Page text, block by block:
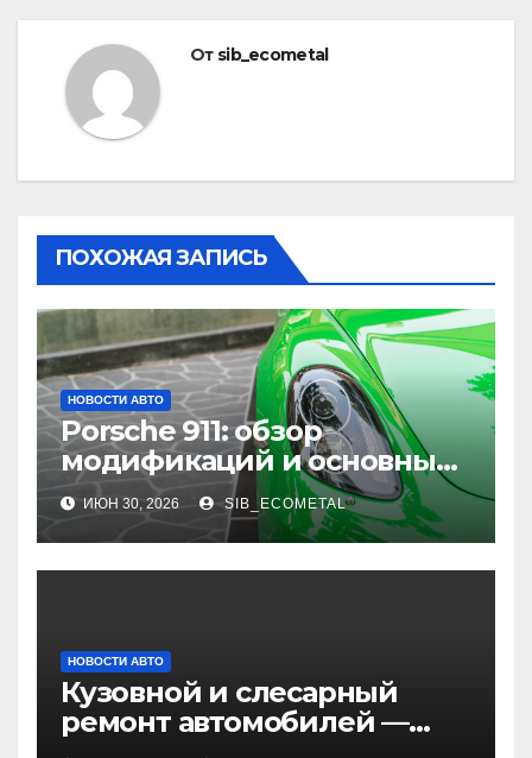
От sib_ecometal
ПОХОЖАЯ ЗАПИСЬ
НОВОСТИ АВТО
Porsche 911: обзор
модификаций и основные
характеристики
ИЮН 30, 2026 SIB_ECOMETAL
НОВОСТИ АВТО
Кузовной и слесарный
ремонт автомобилей —